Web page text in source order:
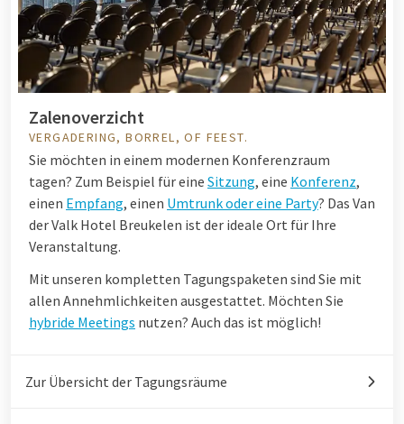
Zalenoverzicht
VERGADERING, BORREL, OF FEEST.
Sie möchten in einem modernen Konferenzraum
tagen? Zum Beispiel für eine Sitzung, eine Konferenz,
einen Empfang, einen Umtrunk oder eine Party? Das Van
der Valk Hotel Breukelen ist der ideale Ort für Ihre
Veranstaltung.
Mit unseren kompletten Tagungspaketen sind Sie mit
allen Annehmlichkeiten ausgestattet. Möchten Sie
hybride Meetings nutzen? Auch das ist möglich!
Zur Übersicht der Tagungsräume